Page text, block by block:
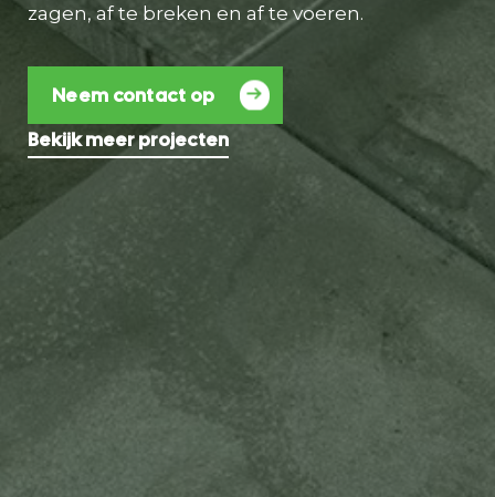
zagen, af te breken en af te voeren.
Neem contact op
Bekijk meer projecten